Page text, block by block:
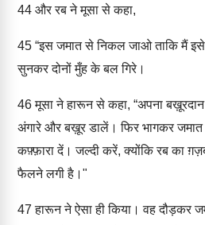
44 और रब ने मूसा से कहा,
45 “इस जमात से निकल जाओ ताकि मैं
सुनकर दोनों मुँह के बल गिरे।
46मूसा ने हारून से कहा, “अपना
अंगारे और बख़ूर डालें। फिर भागकर
कफ़्फ़ारा दें। जल्दी करें, क्योंकि रब का
फैलने लगी है।"
47 हारून ने ऐसा ही किया। वह दौड़कर